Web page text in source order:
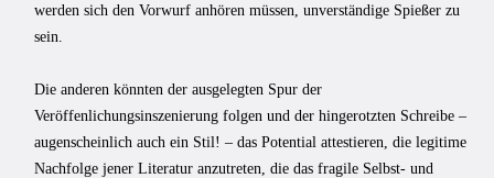
werden sich den Vorwurf anhören müssen, unverständige Spießer zu
sein.
Die anderen könnten der ausgelegten Spur der
Veröffenlichungsinszenierung folgen und der hingerotzten Schreibe –
augenscheinlich auch ein Stil! – das Potential attestieren, die legitime
Nachfolge jener Literatur anzutreten, die das fragile Selbst- und